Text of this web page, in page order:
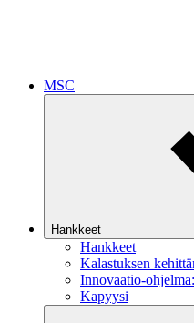
MSC
Hankkeet
Hankkeet
Kalastuksen
Innovaatio-
Kapyysi